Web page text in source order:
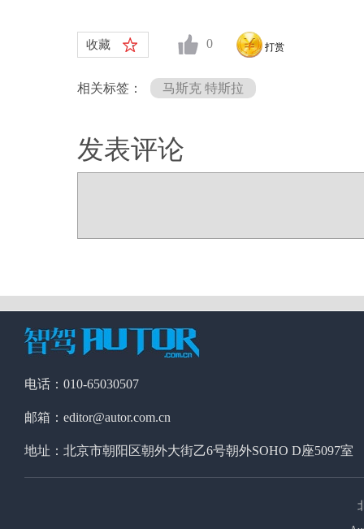
收藏 0 打赏
相关标签： 马斯克 特斯拉
发表评论
电话：010-65030507
邮箱：editor@autor.com.cn
地址：北京市朝阳区朝外大街乙6号朝外SOHO D座5097室